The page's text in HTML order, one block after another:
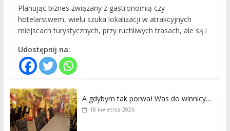
Planując biznes związany z gastronomią czy
hotelarstwem, wielu szuka lokalizacji w atrakcyjnych
miejscach turystycznych, przy ruchliwych trasach, ale są i
Udostępnij na:
A gdybym tak porwał Was do winnicy…
18 kwietnia 2026